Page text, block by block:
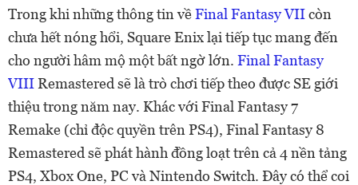
Trong khi những thông tin vềFinal Fantasy VIIcòn
chưa hết nóng hổi, Square Enix lại tiếp tục mang đến
cho người hâm mộ một bất ngờ lớn. Final Fantasy
VIIIRemastered sẽ là trò chơi tiếp theo được SE giới
thiệu trong năm nay. Khác với Final Fantasy 7
Remake (chỉ độc quyền trên PS4), Final Fantasy 8
Remastered sẽ phát hành đồng loạt trên cả 4 nền tảng
PS4, Xbox One, PC và Nintendo Switch. Đây có thể coi